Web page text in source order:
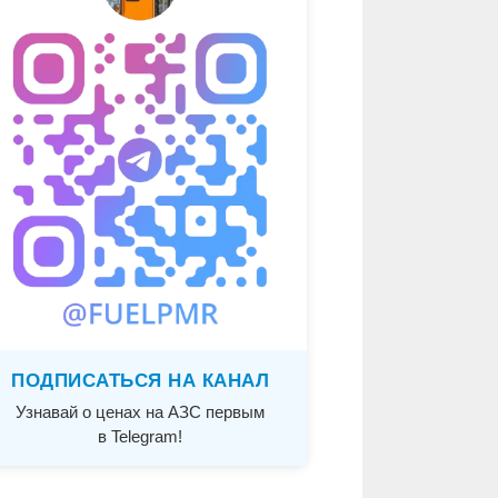
ПОДПИСАТЬСЯ НА КАНАЛ
Узнавай о ценах на АЗС первым
в Telegram!